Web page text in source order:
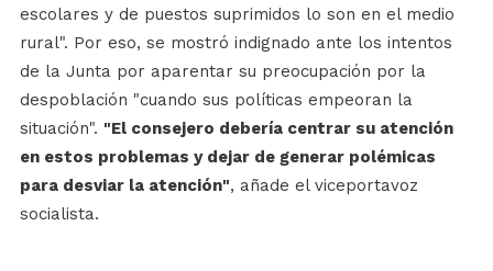
escolares y de puestos suprimidos lo son en el medio
rural". Por eso, se mostró indignado ante los intentos
de la Junta por aparentar su preocupación por la
despoblación "cuando sus políticas empeoran la
situación". "El consejero debería centrar su atención
en estos problemas y dejar de generar polémicas
para desviar la atención", añade el viceportavoz
socialista.